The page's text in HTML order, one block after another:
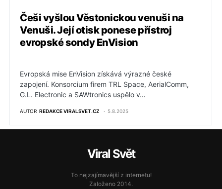
Češi vyšlou Věstonickou venuši na
Venuši. Její otisk ponese přístroj
evropské sondy EnVision
Evropská mise EnVision získává výrazné české
zapojení. Konsorcium firem TRL Space, AerialComm,
G.L. Electronic a SAWtronics uspělo v…
AUTOR REDAKCE VIRALSVET.CZ 5.8.2025
Viral Svět
To nejzajímavější z internetu!
Založeno 2014.